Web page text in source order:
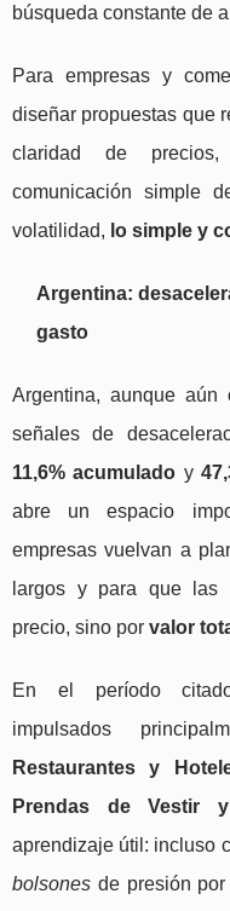
búsqueda constante de
Para empresas y
diseñar propuestas que
claridad de
comunicación simple
volatilidad, lo simple y
Argentina:
gasto
Argentina, aunque aún
señales de
11,6% acumulado y
abre un espacio
empresas vuelvan a
largos y para que las
precio, sino por valor
En el período
impulsados
Restaurantes y
Prendas de Vestir
aprendizaje útil: incluso
bolsones de presión